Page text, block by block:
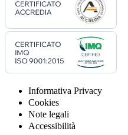
Informativa Privacy
Cookies
Note legali
Accessibilità